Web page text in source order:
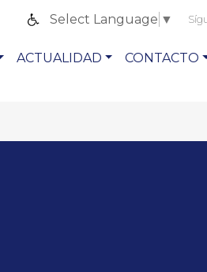
Select Language ▼
ACTUALIDAD CONTACTO